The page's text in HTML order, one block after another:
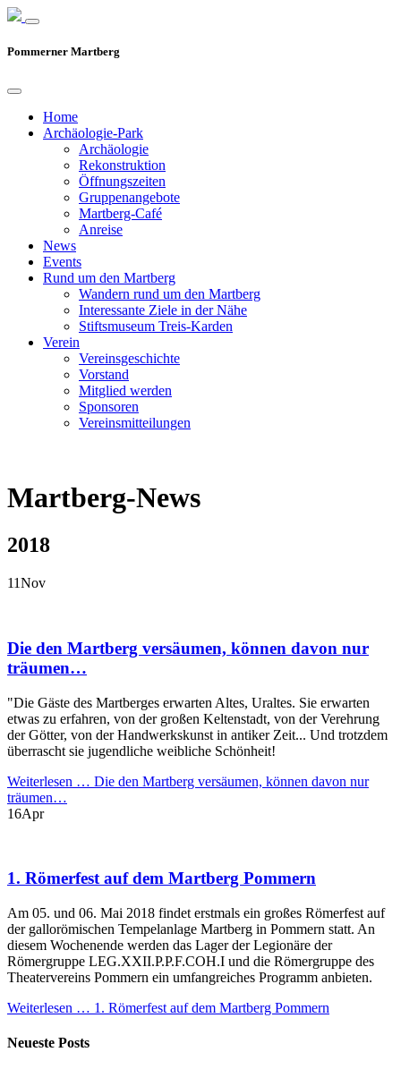
Pommerner Martberg
Home
Archäologie-Park
Archäologie
Rekonstruktion
Öffnungszeiten
Gruppenangebote
Martberg-Café
Anreise
News
Events
Rund um den Martberg
Wandern rund um den Martberg
Interessante Ziele in der Nähe
Stiftsmuseum Treis-Karden
Verein
Vereinsgeschichte
Vorstand
Mitglied werden
Sponsoren
Vereinsmitteilungen
Martberg-News
2018
11Nov
Die den Martberg versäumen, können davon nur
träumen…
"Die Gäste des Martberges erwarten Altes, Uraltes. Sie erwarten
etwas zu erfahren, von der großen Keltenstadt, von der Verehrung
der Götter, von der Handwerkskunst in antiker Zeit... Und trotzdem
überrascht sie jugendliche weibliche Schönheit!
Weiterlesen … Die den Martberg versäumen, können davon nur
träumen…
16Apr
1. Römerfest auf dem Martberg Pommern
Am 05. und 06. Mai 2018 findet erstmals ein großes Römerfest auf
der gallorömischen Tempelanlage Martberg in Pommern statt. An
diesem Wochenende werden das Lager der Legionäre der
Römergruppe LEG.XXII.P.P.F.COH.I und die Römergruppe des
Theatervereins Pommern ein umfangreiches Programm anbieten.
Weiterlesen … 1. Römerfest auf dem Martberg Pommern
Neueste Posts